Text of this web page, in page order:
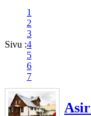
Sivu :
1
2
3
4
5
6
7